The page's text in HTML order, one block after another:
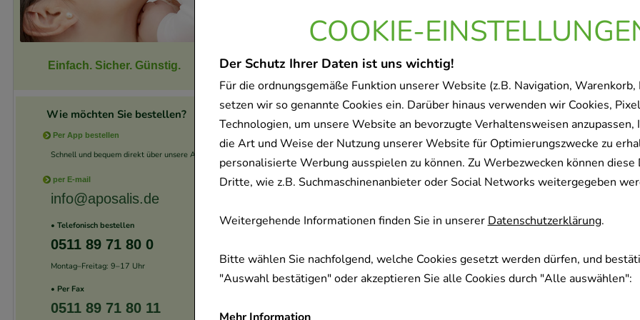
COOKIE-
Der Schutz Ihrer Daten ist uns wichtig!
Für die ordnungsgemäße Funktion unserer Website (z.B. Navigation, Warenkorb,
setzen wir so genannte Cookies ein. Darüber hinaus verwenden wir Cookies,
Technologien, um unsere Website an bevorzugte Verhaltensweisen anzupassen,
die Art und Weise der Nutzung unserer Website für Optimierungszwecke zu
personalisierte Werbung ausspielen zu können. Zu Werbezwecken können diese
Dritte, wie z.B. Suchmaschinenanbieter oder Social Networks weitergegeben
Weitergehende Informationen finden Sie in unsererDatenschutzerklärung.
Bitte wählen Sie nachfolgend, welche Cookies gesetzt werden dürfen, und
"Auswahl bestätigen" oder akzeptieren Sie alle Cookies durch "Alle auswählen":
Sofort lieferbar
ORTHOMOL Vital M
Orthomol pharmazeutische
1St
Kombipackung
01319784
18,5%
ORTHOMOL Cellprotect
Orthomol pharmazeutische
-14%
Einfach. Sicher. Günstig.
Wie möchten Sie bestellen?
Per App bestellen
Schnell und bequem direkt über unsere App.
per E-mail
info@aposalis.de
• Telefonisch bestellen
0511 89 71 80 0
Montag–Freitag: 9–17 Uhr
• Per Fax
0511 89 71 80 11